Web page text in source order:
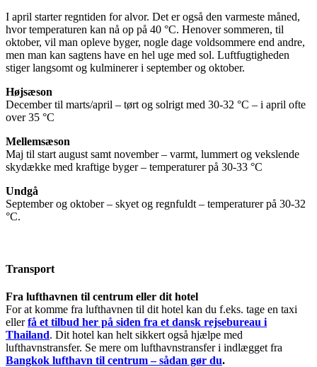
I april starter regntiden for alvor. Det er også den varmeste måned,
hvor temperaturen kan nå op på 40 °C. Henover sommeren, til
oktober, vil man opleve byger, nogle dage voldsommere end andre,
men man kan sagtens have en hel uge med sol. Luftfugtigheden
stiger langsomt og kulminerer i september og oktober.
Højsæson
December til marts/april – tørt og solrigt med 30-32 °C – i april ofte
over 35 °C
Mellemsæson
Maj til start august samt november – varmt, lummert og vekslende
skydække med kraftige byger – temperaturer på 30-33 °C
Undgå
September og oktober – skyet og regnfuldt – temperaturer på 30-32
°C.
Transport
Fra lufthavnen til centrum eller dit hotel
For at komme fra lufthavnen til dit hotel kan du f.eks. tage en taxi
ellerfå et tilbud her på siden fra et dansk rejsebureau i
Thailand. Dit hotel kan helt sikkert også hjælpe med
lufthavnstransfer. Se mere om lufthavnstransfer i indlægget fra
Bangkok lufthavn til centrum – sådan gør du.